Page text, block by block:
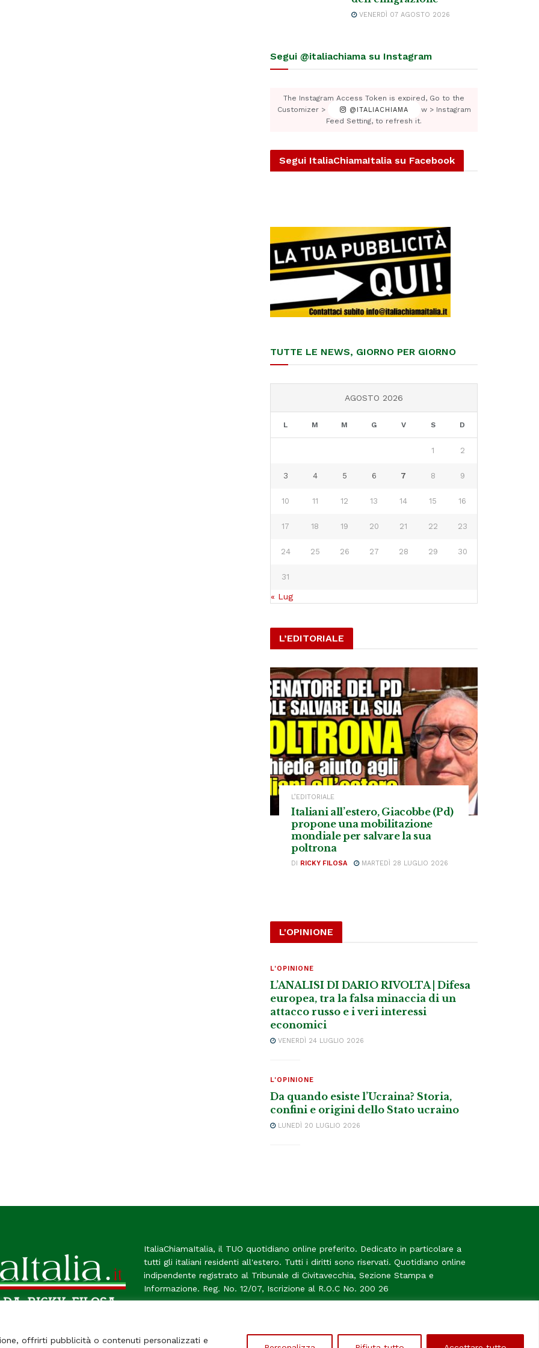
offrirti pubblicità o contenuti personalizzati e
VENERDÌ 07 AGOSTO 2026
Segui @italiachiama su Instagram
@ITALIACHIAMA
The Instagram Access Token is expired, Go to the
Customizer > JNews : Social, Like & View > Instagram
Feed Setting, to refresh it.
Segui ItaliaChiamaItalia su Facebook
TUTTE LE NEWS, GIORNO PER GIORNO
AGOSTO 2026
L M M G V S D
1 2
3 4 5 6 7 8 9
10 11 12 13 14 15 16
17 18 19 20 21 22 23
24 25 26 27 28 29 30
31
« Lug
L’EDITORIALE
L’EDITORIALE
Italiani all’estero, Giacobbe (Pd)
propone una mobilitazione
mondiale per salvare la sua
poltrona
DI RICKY FILOSA MARTEDÌ 28 LUGLIO 2026
L'OPINIONE
L'OPINIONE
L’ANALISI DI DARIO RIVOLTA | Difesa
europea, tra la falsa minaccia di un
attacco russo e i veri interessi
economici
VENERDÌ 24 LUGLIO 2026
L'OPINIONE
Da quando esiste l’Ucraina? Storia,
confini e origini dello Stato ucraino
LUNEDÌ 20 LUGLIO 2026
ItaliaChiamaItalia, il TUO quotidiano online preferito. Dedicato in particolare a
tutti gli italiani residenti all'estero. Tutti i diritti sono riservati. Quotidiano online
indipendente registrato al Tribunale di Civitavecchia, Sezione Stampa e
Informazione. Reg. No. 12/07, Iscrizione al R.O.C No. 200 26